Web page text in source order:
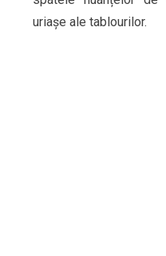
uriașe ale tablourilor.